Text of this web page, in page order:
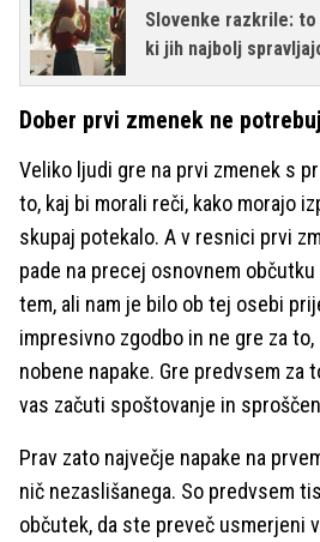
Slovenke razkrile:
ki jih najbolj
Dober prvi zmenek ne
Veliko ljudi gre na prvi zmenek s
to, kaj bi morali reči, kako morajo
skupaj potekalo. A v resnici prvi
pade na precej osnovnem
tem, ali nam je bilo ob tej osebi
impresivno zgodbo in ne gre za
nobene napake. Gre predvsem za
vas začuti spoštovanje in
Prav zato največje napake na
nič nezaslišanega. So predvsem
občutek, da ste preveč usmerjeni